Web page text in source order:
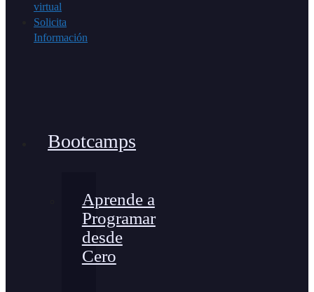
virtual
Solicita
Información
Bootcamps
Aprende a
Programar
desde
Cero